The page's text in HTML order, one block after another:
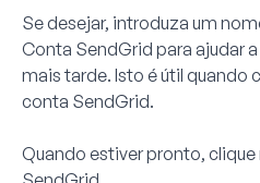
Se desejar, introduza um
Conta SendGrid para ajudar
mais tarde. Isto é útil quando
conta SendGrid.
Quando estiver pronto,